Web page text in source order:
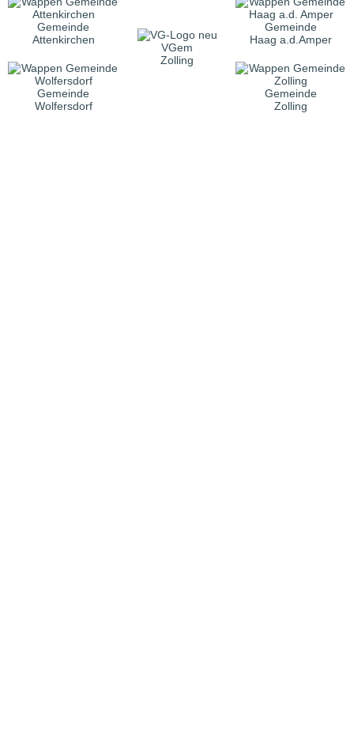
Gemeinde
Attenkirchen
VGem
Zolling
Gemeinde
Haag a.d.Amper
Gemeinde
Wolfersdorf
Gemeinde
Zolling